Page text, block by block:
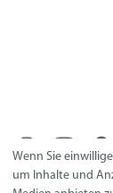
Wenn Sie
um Inhalte und